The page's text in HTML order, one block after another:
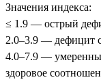
Значения индекса:
≤ 1.9 — острый
2.0–3.9 — дефицит
4.0–7.9 —
здоровое